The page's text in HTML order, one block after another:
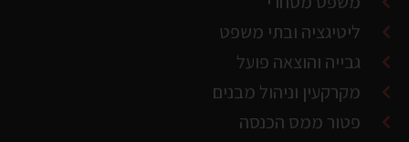
פטור ממס הכנסה
פרטים ליצירת קשר